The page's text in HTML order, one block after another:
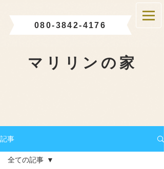
080-3842-4176
マリリンの家
記事
全ての記事